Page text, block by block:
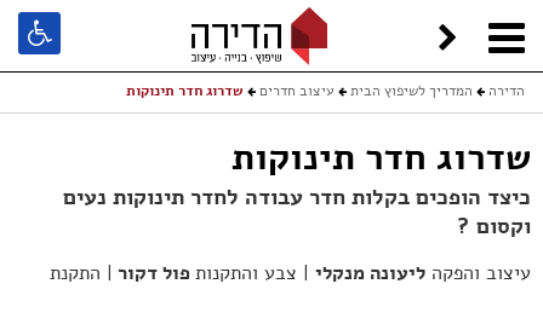
הדירה המדריך לשיפוץ הבית עיצוב חדרים שדרוג חדר תינוקות
שדרוג חדר תינוקות
כיצד הופכים בקלות חדר עבודה לחדר תינוקות נעים
וקסום ?
עיצוב והפקה ליעונה מנקלי | צבע והתקנות פול דקור | התקנת